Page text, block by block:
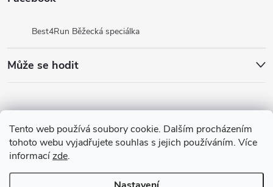
Tento web používá soubory cookie. Dalším procházením
tohoto webu vyjadřujete souhlas s jejich používáním. Více
informacízde.
Best4Run Běžecká speciálka
Může se hodit